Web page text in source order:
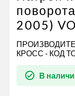
2005)
КРОСС - КОД
В